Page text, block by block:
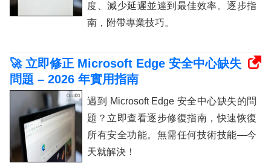
度、減少延遲並達到最佳效率。逐步指
南，附帶專業技巧。
🚀 立即修正 Microsoft Edge 安全中心缺失
問題 – 2026 年實用指南
遇到 Microsoft Edge 安全中心缺失的問
題？立即查看逐步修復指南，快速恢復
所有安全功能。無需任何技術技能—今
天就解決！